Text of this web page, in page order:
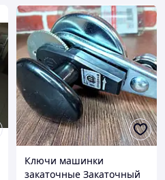
Ключи машинки
закаточные Закаточный